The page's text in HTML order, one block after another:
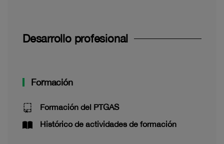
Desarrollo profesional
Formación
Formación del PTGAS
Histórico de actividades de formación